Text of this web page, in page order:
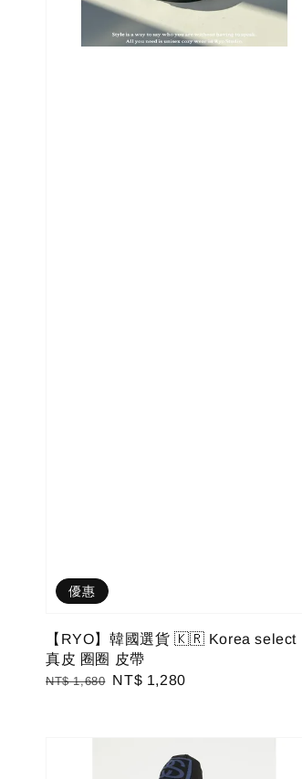
優惠
【RYO】韓國選貨 🇰🇷 Korea select
真皮 圈圈 皮帶
Regular
NT$ 1,680 Sale
NT$ 1,280